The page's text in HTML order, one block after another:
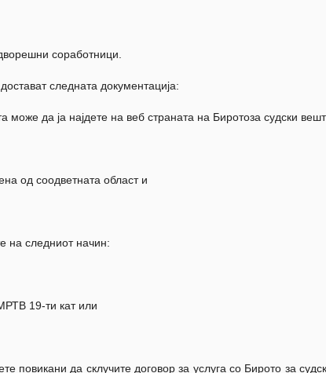
соработници.
следната документација:
може да ја најдете на веб страната на Биротоза судски
од соодветната област и
на следниот начин:
19-ти кат или
повикани да склучите договор за услуга со Бирото за